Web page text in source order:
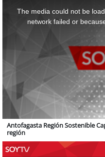
The media could not be
network failed or
Antofagasta Región Sostenible
región